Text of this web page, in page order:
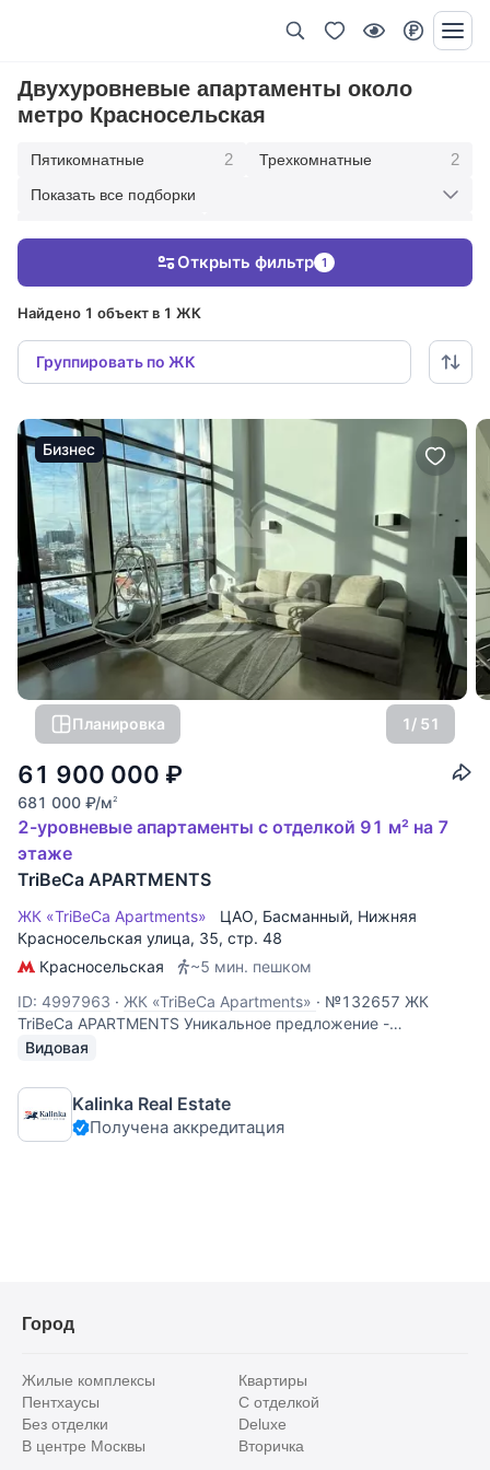
Двухуровневые апартаменты около
метро Красносельская
Пятикомнатные 2 Трехкомнатные 2
В современном стиле
Показать все подборки
Найдено 1 объект в 1 ЖК
Группировать по ЖК
Открыть фильтр 1
Бизнес
Планировка 1/ 51
61 900 000 ₽
681 000 ₽/м2
2-уровневые апартаменты с отделкой 91 м² на 7
этаже
TriBeCa APARTMENTS
ЖК «TriBeCa Apartments» ЦАО, Басманный, Нижняя
Красносельская улица, 35, стр. 48
Красносельская
~5 мин. пешком
ID: 4997963 · ЖК «TriBeCa Apartments» · №132657 ЖК
TriBeCa APARTMENTS Уникальное предложение -
апартаменты с высотой потолка и окна 6 метров!!!
площадью 91 кв.м. с дизайнерским ремонтом и полным
оснащением дорогой техникой и мебелью в
Видовая
Kalinka Real Estate
Получена аккредитация
Город
Жилые комплексы
Квартиры
Пентхаусы
С отделкой
Без отделки
Deluxe
В центре Москвы
Вторичка